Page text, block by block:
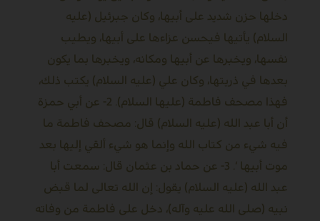
دخلها حزن شديد على أبيها، وكان جبرئيل (عليه
السلام) يأتيها فيحسن عزاءها على أبيها، ويطيب
نفسها، ويخبرها عن أبيها ومكانه، ويخبرها بما يكون
بعدها في ذريتها، وكان علي (عليه السلام) يكتب ذلك،
فهذا مصحف فاطمة (عليها السلام). 2- عن أبي حمزة
أن أبا عبد الله (عليه السلام) قال: مصحف فاطمة ما
فيه شيء من كتاب الله وإنما هو شيء ألقي إليها بعد
موت أبيها ‘. 3- عن حماد بن عثمان قال: سمعت أبا
عبد الله (عليه السلام) يقول: إن الله تعالى لما قبض
نبيه (صلى الله عليه وآله)، دخل على فاطمة من وفاته